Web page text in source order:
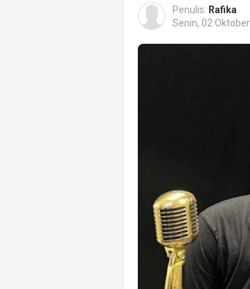
Penulis: Rafika
Senin, 02